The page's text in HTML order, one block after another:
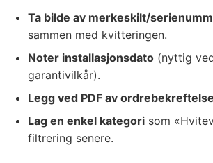
Ta bilde av merkeskilt/
sammen med kvitteringen.
Noter installasjonsdato (nyttig
garantivilkår).
Legg ved PDF av ordrebekreftelse
Lag en enkel kategori som
filtrering senere.